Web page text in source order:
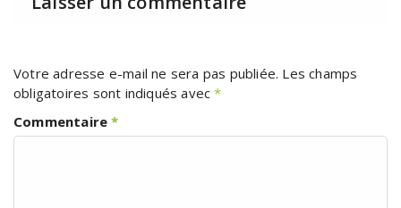
Votre adresse e-mail ne sera pas publiée. Les champs
obligatoires sont indiqués avec*
Commentaire*